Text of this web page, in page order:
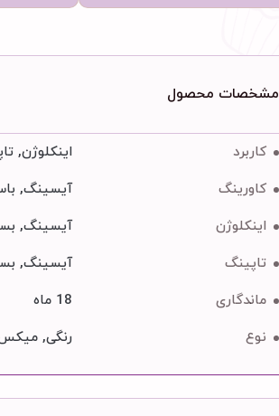
مشخصات محصول
کاربرد
اینکلوژن,
کاورینگ
آیسینگ,
اینکلوژن
آیسینگ,
تاپینگ
آیسینگ, بستنی, پودینگ, خامه 26%,
ماندگاری
18 ماه
نوع
رنگی,